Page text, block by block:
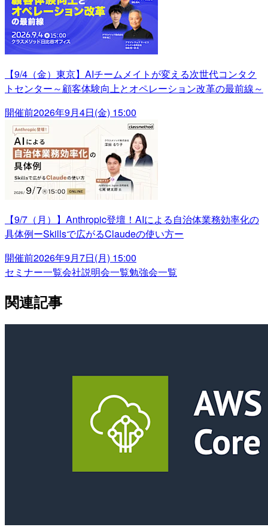
【9/4（金）東京】AIチームメイトが変える次世代コンタク
トセンター～顧客体験向上とオペレーション改革の最前線～
開催前2026年9月4日(金) 15:00
【9/7（月）】Anthropic登壇！AIによる自治体業務効率化の
具体例ーSkillsで広がるClaudeの使い方ー
開催前2026年9月7日(月) 15:00
セミナー一覧会社説明会一覧勉強会一覧
関連記事